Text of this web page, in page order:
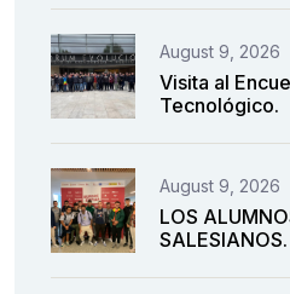
August 9, 2026
Visita al
Tecnológico.
August 9, 2026
LOS
SALESIANOS.